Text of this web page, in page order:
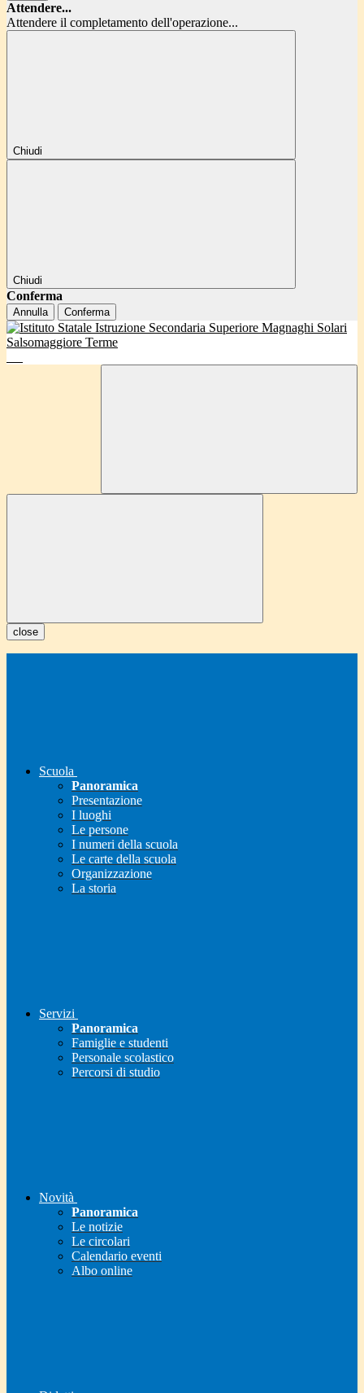
Attendere...
Attendere il completamento dell'operazione...
Chiudi
Chiudi
Conferma
Annulla Conferma
close
Scuola
Panoramica
Presentazione
I luoghi
Le persone
I numeri della scuola
Le carte della scuola
Organizzazione
La storia
Servizi
Panoramica
Famiglie e studenti
Personale scolastico
Percorsi di studio
Novità
Panoramica
Le notizie
Le circolari
Calendario eventi
Albo online